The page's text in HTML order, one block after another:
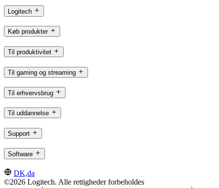
Logitech
Køb produkter
Til produktivitet
Til gaming og streaming
Til erhvervsbrug
Til uddannelse
Support
Software
DK,da
©2026 Logitech. Alle rettigheder forbeholdes